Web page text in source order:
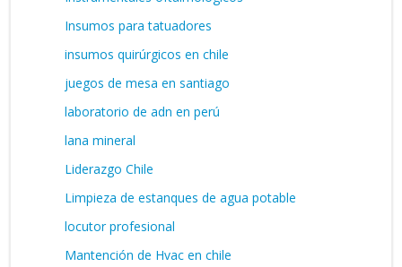
Insumos para tatuadores
insumos quirúrgicos en chile
juegos de mesa en santiago
laboratorio de adn en perú
lana mineral
Liderazgo Chile
Limpieza de estanques de agua potable
locutor profesional
Mantención de Hvac en chile